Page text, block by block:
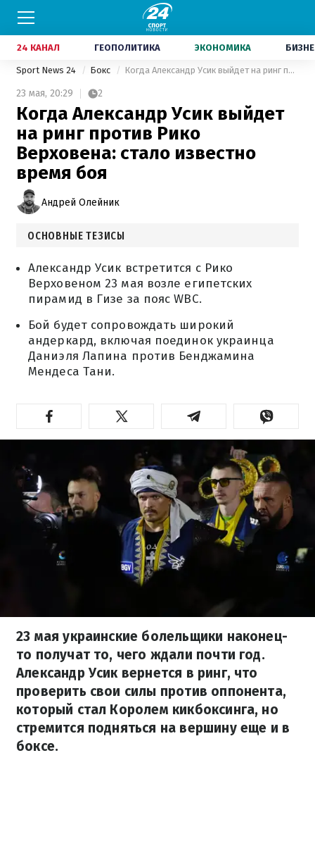
24 КАНАЛ ГЕОПОЛИТИКА ЭКОНОМИКА
Sport News 24 Бокс Когда Александр Усик выйдет на ринг против Рико Верховена: стало известно время боя
23 мая, 20:29 2
Когда Александр Усик выйдет
на ринг против Рико
Верховена: стало известно
время боя
Андрей Олейник
ОСНОВНЫЕ ТЕЗИСЫ
Александр Усик встретится с Рико
Верховеном 23 мая возле египетских
пирамид в Гизе за пояс WBC.
Бой будет сопровождать широкий
андеркард, включая поединок украинца
Даниэля Лапина против Бенджамина
Мендеса Тани.
23 мая украинские болельщики наконец-
то получат то, чего ждали почти год.
Александр Усик вернется в ринг, что
проверить свои силы против оппонента,
который стал Королем кикбоксинга, но
стремится подняться на вершину еще и в
боксе.